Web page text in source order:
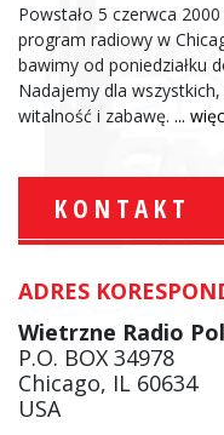
Powstało 5 czerwca
program radiowy w
bawimy od poniedziałku
Nadajemy dla
witalność i zabawę. ...
KONTAKT
ADRES
Wietrzne Radio
P.O. BOX 34978
Chicago, IL 60634
USA